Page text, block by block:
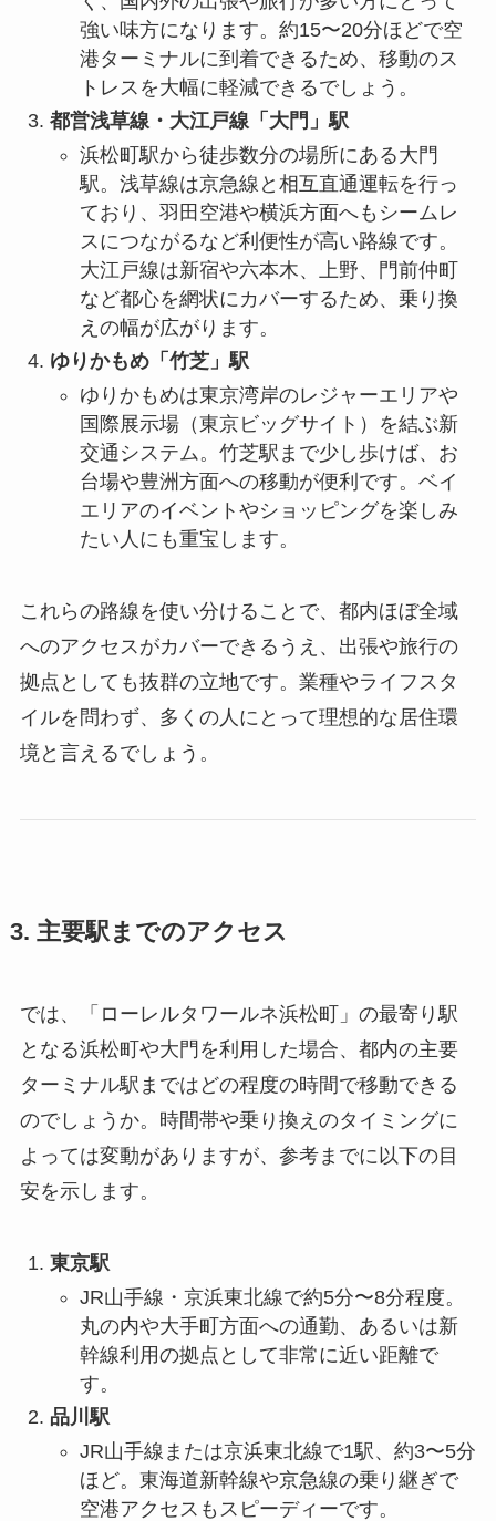
強い味方になります。約15〜20分ほどで空
港ターミナルに到着できるため、移動のス
トレスを大幅に軽減できるでしょう。
都営浅草線・大江戸線「大門」駅
浜松町駅から徒歩数分の場所にある大門
駅。浅草線は京急線と相互直通運転を行っ
ており、羽田空港や横浜方面へもシームレ
スにつながるなど利便性が高い路線です。
大江戸線は新宿や六本木、上野、門前仲町
など都心を網状にカバーするため、乗り換
えの幅が広がります。
ゆりかもめ「竹芝」駅
ゆりかもめは東京湾岸のレジャーエリアや
国際展示場（東京ビッグサイト）を結ぶ新
交通システム。竹芝駅まで少し歩けば、お
台場や豊洲方面への移動が便利です。ベイ
エリアのイベントやショッピングを楽しみ
たい人にも重宝します。
これらの路線を使い分けることで、都内ほぼ全域
へのアクセスがカバーできるうえ、出張や旅行の
拠点としても抜群の立地です。業種やライフスタ
イルを問わず、多くの人にとって理想的な居住環
境と言えるでしょう。
3. 主要駅までのアクセス
では、「ローレルタワールネ浜松町」の最寄り駅
となる浜松町や大門を利用した場合、都内の主要
ターミナル駅まではどの程度の時間で移動できる
のでしょうか。時間帯や乗り換えのタイミングに
よっては変動がありますが、参考までに以下の目
安を示します。
東京駅
JR山手線・京浜東北線で約5分〜8分程度。
丸の内や大手町方面への通勤、あるいは新
幹線利用の拠点として非常に近い距離で
す。
品川駅
JR山手線または京浜東北線で1駅、約3〜5分
ほど。東海道新幹線や京急線の乗り継ぎで
空港アクセスもスピーディーです。